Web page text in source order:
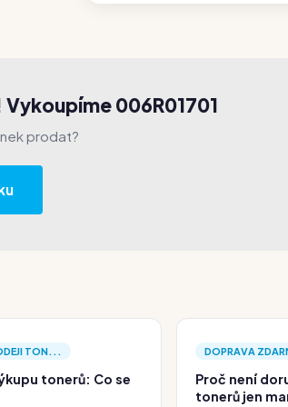
006R01701
prodat?
TON...
tonerů: Co se
DOPRAVA
Proč není
tonerů jen